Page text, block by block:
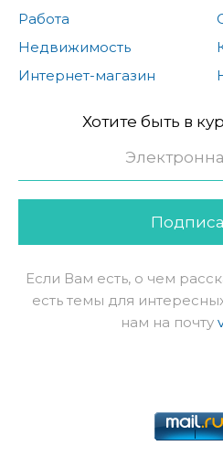
Работа
Недвижимость
Интернет-магазин
Хотите быть в
Если Вам есть, о чем
есть темы для
нам на почту